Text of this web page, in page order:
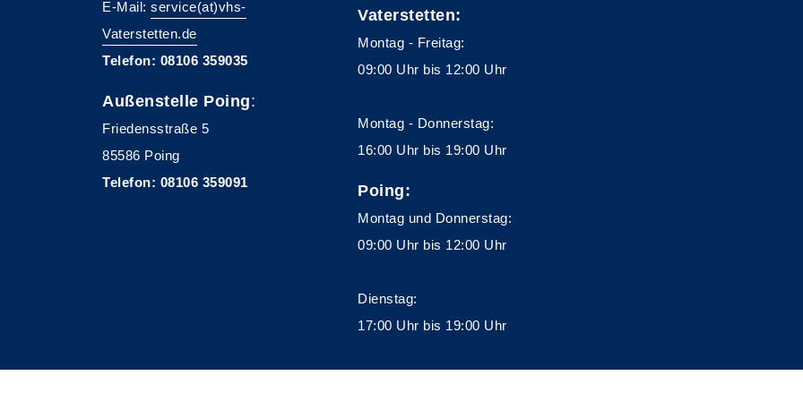
E-Mail: service(at)vhs-
Vaterstetten.de
Telefon: 08106 359035
Außenstelle Poing:
Friedensstraße 5
85586 Poing
Telefon: 08106 359091
Vaterstetten:
Montag - Freitag:
09:00 Uhr bis 12:00 Uhr
Montag - Donnerstag:
16:00 Uhr bis 19:00 Uhr
Poing:
Montag und Donnerstag:
09:00 Uhr bis 12:00 Uhr
Dienstag:
17:00 Uhr bis 19:00 Uhr